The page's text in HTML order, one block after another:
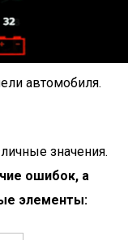
автомобиля.
значения.
ошибок, а
элементы: